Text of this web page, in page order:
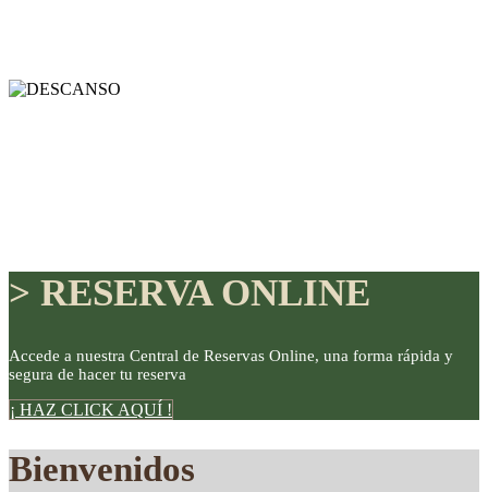
DISFRUTE
> RESERVA ONLINE
Accede a nuestra Central de Reservas Online, una forma rápida y
segura de hacer tu reserva
¡ HAZ CLICK AQUÍ !
Bienvenidos